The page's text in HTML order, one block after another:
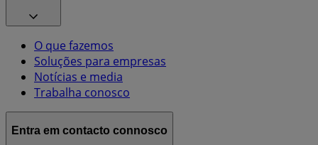
O que fazemos
Soluções para empresas
Notícias e media
Trabalha conosco
Entra em contacto connosco